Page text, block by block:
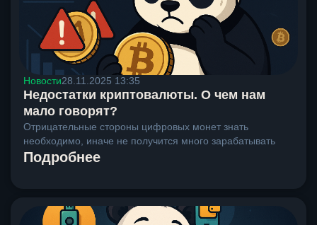
Новости28.11.2025 13:35
Недостатки криптовалюты. О чем нам
мало говорят?
Отрицательные стороны цифровых монет знать
необходимо, иначе не получится много зарабатывать
Подробнее